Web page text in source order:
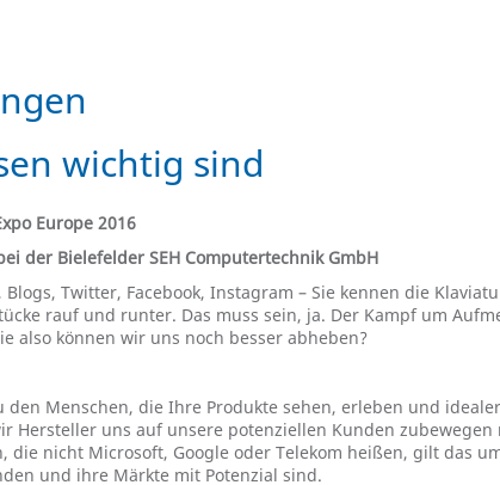
wichtig sind
Europe 2016
der Bielefelder SEH Computertechnik GmbH
Twitter, Facebook, Instagram – Sie kennen die
rauf und runter. Das muss sein, ja. Der Kampf um
also können wir uns noch besser abheben?
Menschen, die Ihre Produkte sehen, erleben und
Hersteller uns auf unsere potenziellen Kunden
die nicht Microsoft, Google oder Telekom heißen, gilt das
und ihre Märkte mit Potenzial sind.